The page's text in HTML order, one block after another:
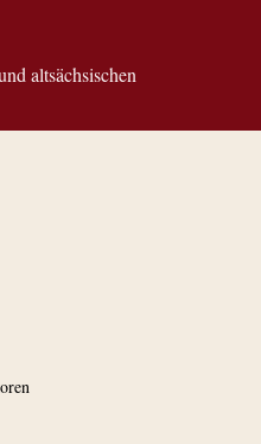
altsächsischen